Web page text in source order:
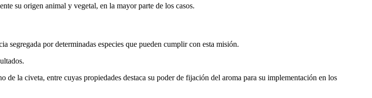
su origen animal y vegetal, en la mayor parte de los casos.
segregada por determinadas especies que pueden cumplir con esta misión.
la civeta, entre cuyas propiedades destaca su poder de fijación del aroma para su implementación en los